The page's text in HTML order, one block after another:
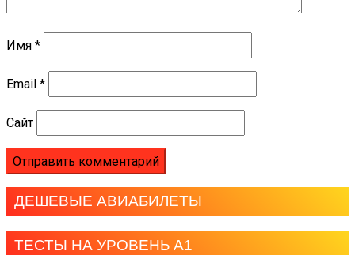
Имя *
Email *
Сайт
ДЕШЕВЫЕ АВИАБИЛЕТЫ
ТЕСТЫ НА УРОВЕНЬ А1